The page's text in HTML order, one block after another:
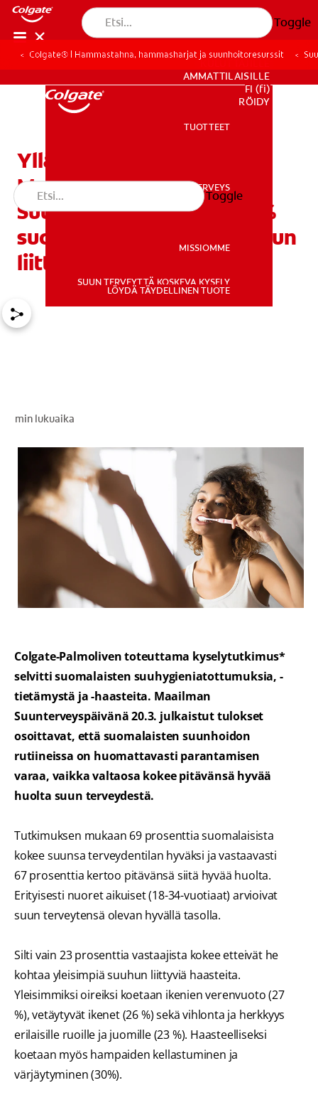
Toggle
SUUN TERVEYS
AMMATTILAISILLE
FI (FI)
REKISTERÖIDY
KULUTTAJILLE
AMMATTILAISILLE
FI (fi)
REKISTERÖIDY
TUOTTEET
SUUN TERVEYS
MISSIOMME
SUUN TERVEYTTÄ KOSKEVA KYSELY
LÖYDÄ TÄYDELLINEN TUOTE
Toggle
Colgate® | Hammastahna, hammasharjat ja suunhoitoresurssit
Yllättävä tutkimus
Maailman
Suunterveyspäivänä: 77%
suomalaisista kokee suuhun
liittyviä haasteita
min lukuaika
Colgate-Palmoliven toteuttama kyselytutkimus*
selvitti suomalaisten suuhygieniatottumuksia, -
tietämystä ja -haasteita. Maailman
Suunterveyspäivänä 20.3. julkaistut tulokset
osoittavat, että suomalaisten suunhoidon
rutiineissa on huomattavasti parantamisen
varaa, vaikka valtaosa kokee pitävänsä hyvää
huolta suun terveydestä.
Tutkimuksen mukaan 69 prosenttia suomalaisista
kokee suunsa terveydentilan hyväksi ja vastaavasti
67 prosenttia kertoo pitävänsä siitä hyvää huolta.
Erityisesti nuoret aikuiset (18-34-vuotiaat) arvioivat
suun terveytensä olevan hyvällä tasolla.
Silti vain 23 prosenttia vastaajista kokee etteivät he
kohtaa yleisimpiä suuhun liittyviä haasteita.
Yleisimmiksi oireiksi koetaan ikenien verenvuoto (27
%), vetäytyvät ikenet (26 %) sekä vihlonta ja herkkyys
erilaisille ruoille ja juomille (23 %). Haasteelliseksi
koetaan myös hampaiden kellastuminen ja
värjäytyminen (30%).